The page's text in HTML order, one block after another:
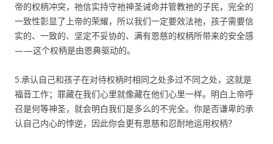
帝的权柄冲突，祂信实持守祂神圣诫命并管教祂的子民，完全的
一致性彰显了上帝的荣耀，所以我们一定要效法祂，孩子需要信
实的、一致的、坚定不妥协的、满有恩慈的权柄所带来的安全感
——这个权柄是由恩典驱动的。
5.承认自己和孩子在对待权柄时相同之处多过不同之处，这就是
福音工作；罪藏在我们心里就像藏在他们心里一样。明白上帝呼
召是何等神圣，就会明白我们是多么的不完全。你是否谦卑的承
认自己内心的悖逆，因此你会更有恩慈和忍耐地运用权柄？